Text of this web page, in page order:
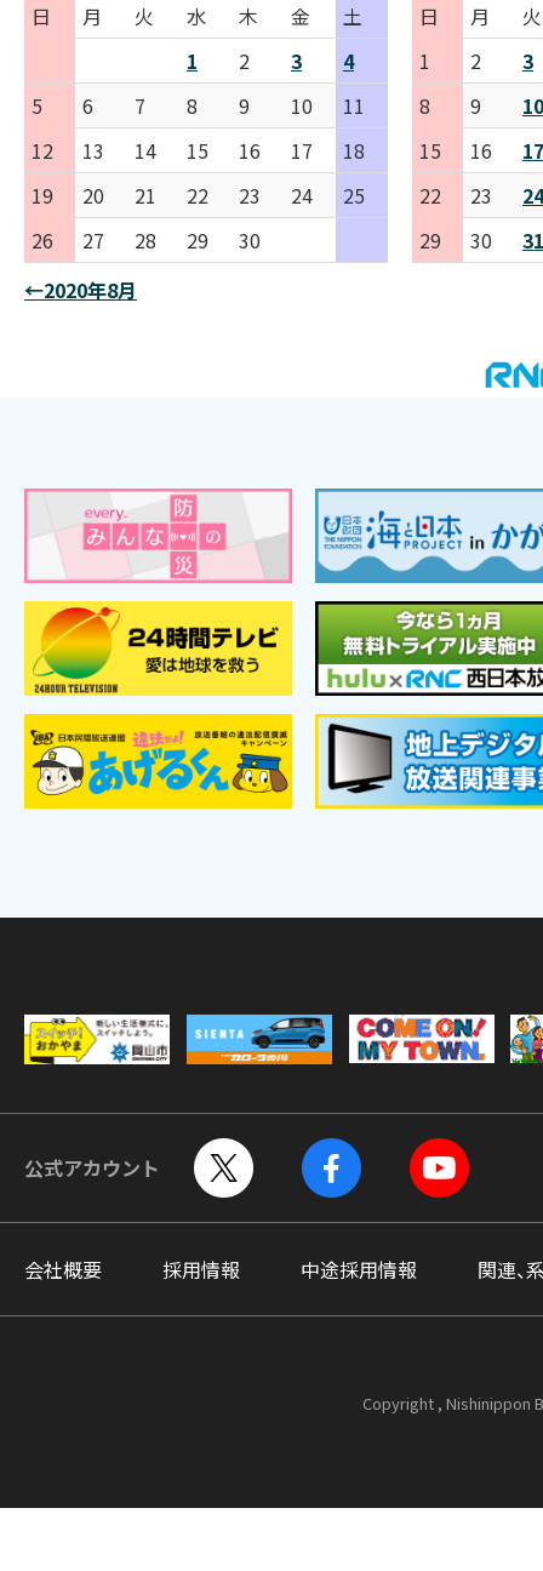
日
月 火 水 木 金
土
1
2 3
4
5
6 7 8 9 10
11
12
13 14 15 16 17
18
19
20 21 22 23 24
25
26
27 28 29 30
日 月
火
1
2
3
8
9
10
15
16
17
22
23
24
29
30
31
←2020年8月
公式アカウント
会社概要 採用情報 中途採用情報 関連、
Copyright , Nishinippon